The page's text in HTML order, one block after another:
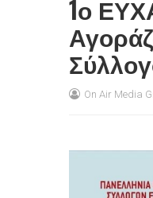
1ο
On Air Media